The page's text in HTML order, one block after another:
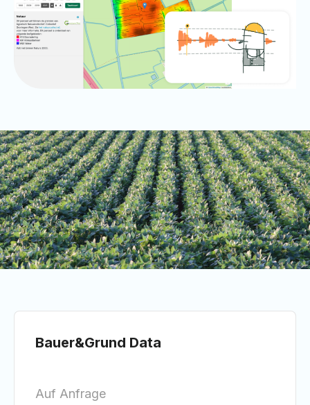
Bauer&Grund Data
Auf Anfrage